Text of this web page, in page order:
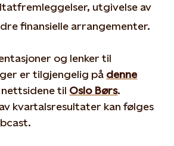
utgivelse av
finansielle arrangementer.
og lenker til
er tilgjengelig på denne
til Oslo Børs.
kvartalsresultater kan følges